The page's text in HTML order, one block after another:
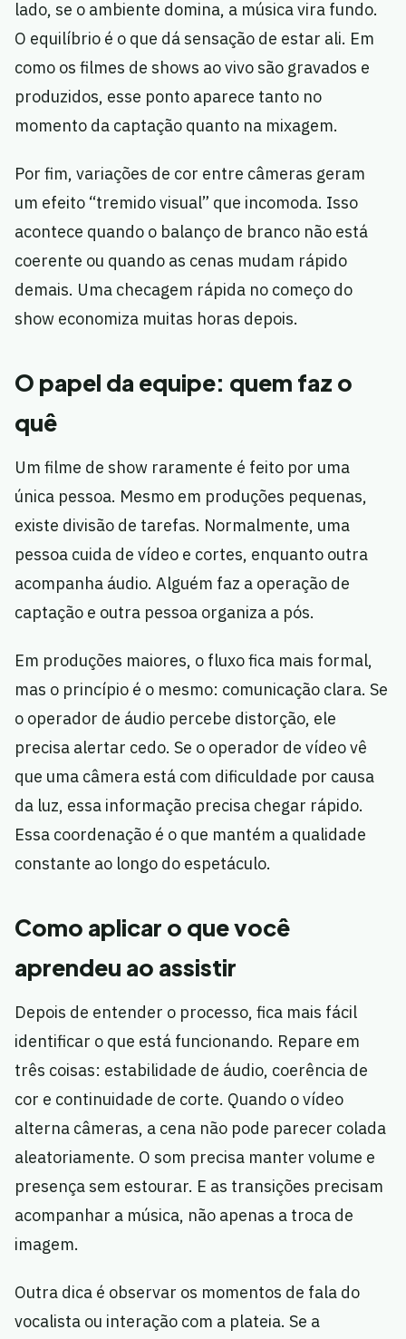
lado, se o ambiente domina, a música vira fundo.
O equilíbrio é o que dá sensação de estar ali. Em
como os filmes de shows ao vivo são gravados e
produzidos, esse ponto aparece tanto no
momento da captação quanto na mixagem.
Por fim, variações de cor entre câmeras geram
um efeito “tremido visual” que incomoda. Isso
acontece quando o balanço de branco não está
coerente ou quando as cenas mudam rápido
demais. Uma checagem rápida no começo do
show economiza muitas horas depois.
O papel da equipe: quem faz o
quê
Um filme de show raramente é feito por uma
única pessoa. Mesmo em produções pequenas,
existe divisão de tarefas. Normalmente, uma
pessoa cuida de vídeo e cortes, enquanto outra
acompanha áudio. Alguém faz a operação de
captação e outra pessoa organiza a pós.
Em produções maiores, o fluxo fica mais formal,
mas o princípio é o mesmo: comunicação clara. Se
o operador de áudio percebe distorção, ele
precisa alertar cedo. Se o operador de vídeo vê
que uma câmera está com dificuldade por causa
da luz, essa informação precisa chegar rápido.
Essa coordenação é o que mantém a qualidade
constante ao longo do espetáculo.
Como aplicar o que você
aprendeu ao assistir
Depois de entender o processo, fica mais fácil
identificar o que está funcionando. Repare em
três coisas: estabilidade de áudio, coerência de
cor e continuidade de corte. Quando o vídeo
alterna câmeras, a cena não pode parecer colada
aleatoriamente. O som precisa manter volume e
presença sem estourar. E as transições precisam
acompanhar a música, não apenas a troca de
imagem.
Outra dica é observar os momentos de fala do
vocalista ou interação com a plateia. Se a